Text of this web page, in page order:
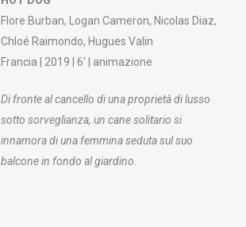
Flore Burban, Logan Cameron, Nicolas Diaz,
Chloé Raimondo, Hugues Valin
Francia | 2019 | 6′ | animazione
Di fronte al cancello di una proprietà di lusso
sotto sorveglianza, un cane solitario si
innamora di una femmina seduta sul suo
balcone in fondo al giardino.
Associazione FormenteraRT
C/ Avda. Mediterrània, 65, baixos,
11